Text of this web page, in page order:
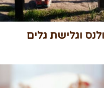
וגלישת גלים